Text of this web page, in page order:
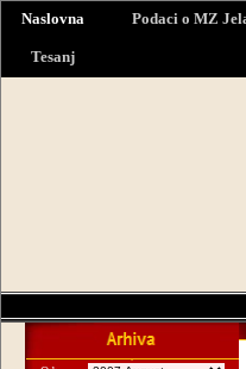
Naslovna Podaci o MZ
Tesanj